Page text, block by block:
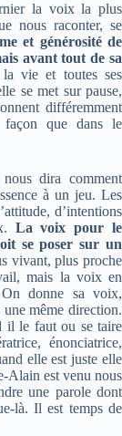
la voix la plus
nous raconter, se
et générosité de
avant tout de sa
vie et toutes ses
se met sur pause,
différemment
que dans le
dira comment
à un jeu. Les
d’intentions
La voix pour le
se poser sur un
vivant, plus proche
mais la voix en
On donne sa voix,
même direction.
il le faut ou se taire
énonciatrice,
elle est juste elle
Alain est venu nous
une parole dont
là. Il est temps de